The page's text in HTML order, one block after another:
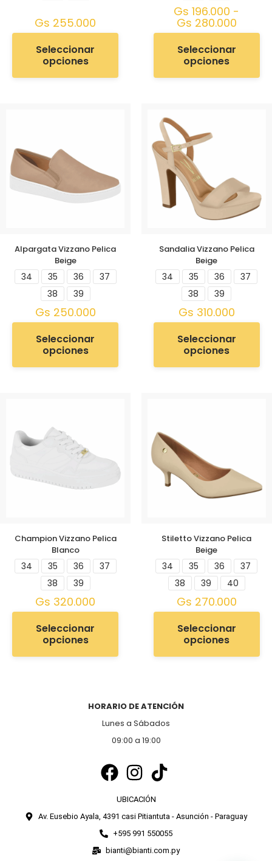
Gs 255.000
Seleccionar
opciones
Gs 196.000 -
Gs 280.000
Seleccionar
opciones
Alpargata Vizzano Pelica
Beige
34 35 36
37
38
39
Gs 250.000
Seleccionar
opciones
Sandalia Vizzano Pelica
Beige
34 35 36
37
38
39
Gs 310.000
Seleccionar
opciones
Champion Vizzano Pelica
Blanco
34 35 36
37
38
39
Gs 320.000
Seleccionar
opciones
Stiletto Vizzano Pelica
Beige
34 35 36
37
38
39 40
Gs 270.000
Seleccionar
opciones
HORARIO DE ATENCIÓN
Lunes a Sábados
09:00 a 19:00
UBICACIÓN
Av. Eusebio Ayala, 4391 casi Pitiantuta - Asunción - Paraguay
+595 991 550055
bianti@bianti.com.py